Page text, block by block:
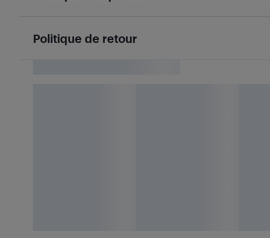
Politique de retour